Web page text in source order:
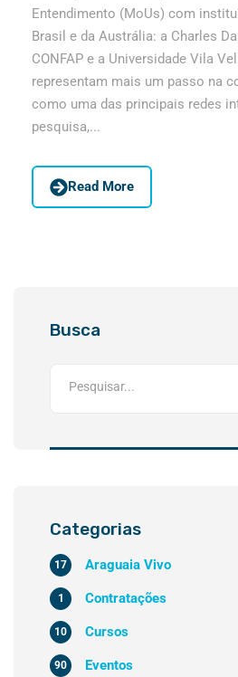
Entendimento (MoUs) com
Brasil e da Austrália: a Charles
CONFAP e a Universidade Vila
representam mais um passo na
como uma das principais redes
pesquisa,...
Read More
Busca
Categorias
Araguaia Vivo
17
Contratações
1
Cursos
10
Eventos
90